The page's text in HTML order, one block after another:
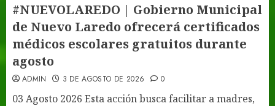
#NUEVOLAREDO | Gobierno Municipal
de Nuevo Laredo ofrecerá certificados
médicos escolares gratuitos durante
agosto
ADMIN 3 DE AGOSTO DE 2026 0
03 Agosto 2026 Esta acción busca facilitar a madres,